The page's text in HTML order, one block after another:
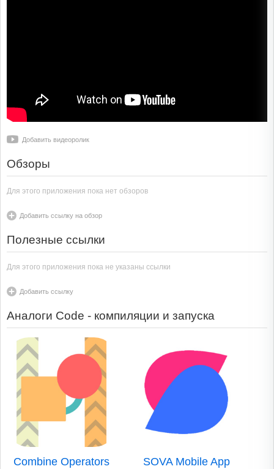
Добавить видеоролик
Обзоры
Для этого приложения пока нет обзоров
Добавить ссылку на обзор
Полезные ссылки
Для этого приложения пока не указаны ссылки
Добавить ссылку
Аналоги Code - компиляции и запуска
Combine Operators SOVA Mobile App